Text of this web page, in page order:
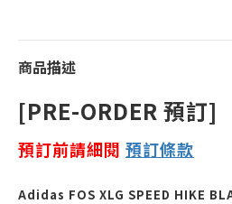
商品描述
[PRE-ORDER 預訂]
預訂前請細閱 預訂條款
Adidas FOS XLG SPEED HIKE